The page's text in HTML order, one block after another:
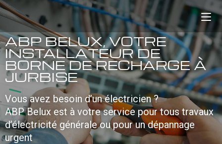
ABP BELUX, VOTRE
INSTALLATEUR DE
BORNE DE RECHARGE À
JURBISE
Vous avez besoin d’un électricien ?
ABP Belux est à votre service pour tous travaux
d’électricité générale ou pour un dépannage
urgent